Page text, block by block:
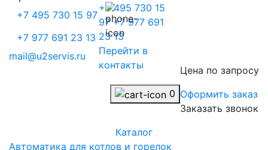
+7 495 730 15
97+7 977 691
23 13
Перейти в
контакты
+7 495 730 15 97
+7 977 691 23 13
mail@u2servis.ru
0
Цена по запросу
Оформить заказ
Заказать звонок
Каталог
Автоматика для котлов и горелок